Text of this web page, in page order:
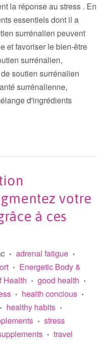
la réponse au stress . En
essentiels dont il a
surrénalien peuvent
et favoriser le bien-être
surrénalien,
soutien surrénalien
surrénalienne,
d'ingrédients
votre
à ces
• adrenal fatigue •
•
Energetic Body &
Health • good health •
• health concious •
• healthy habits •
• stress
• travel